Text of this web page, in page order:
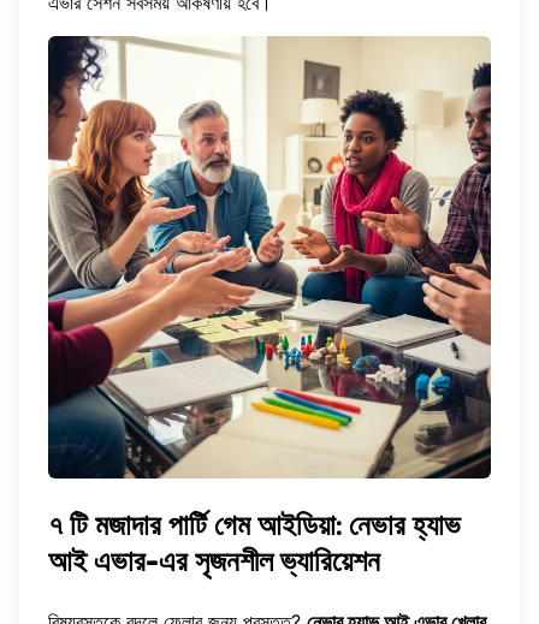
৭ টি মজাদার পার্টি গেম আইডিয়া: নেভার হ্যাভ
আই এভার-এর সৃজনশীল ভ্যারিয়েশন